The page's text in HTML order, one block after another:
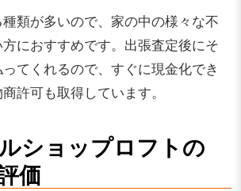
類が多いので、家の中の様々な不
におすすめです。出張査定後にそ
てくれるので、すぐに現金化でき
許可も取得しています。
ショップロフトの
価